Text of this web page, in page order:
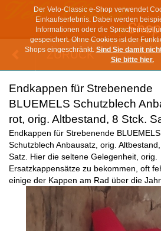
Der Velo-Classic e-Shop verwendet
Einkaufserlebnis. Dabei werden
Informationen oder die
gespeichert. Ohne Cookies ist der
Shops eingeschränkt. Sind Sie damit
Sie bitte hier.
ZURÜCK
Endkappen für Strebenende
BLUEMELS Schutzblech
rot, orig. Altbestand, 8 Stck.
Endkappen für Strebenende BLUEMELS
Schutzblech Anbausatz, orig.
Satz. Hier die seltene Gelegenheit, orig.
Ersatzkappensätze zu bekommen, oft
einige der Kappen am Rad über die